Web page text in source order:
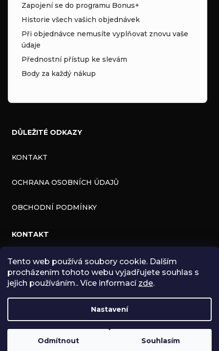
Tento web používá soubory cookie. Dalším
procházením tohoto webu vyjadřujete souhlas s
jejich používáním.. Více informací zde.
Nastavení
Odmítnout Souhlasím
Zapojení se do programu Bonus+
Historie všech vašich objednávek
Při objednávce nemusíte vyplňovat znovu vaše
údaje
Přednostní přístup ke slevám
Body za každý nákup
DŮLEŽITÉ ODKAZY
KONTAKT
OCHRANA OSOBNÍCH ÚDAJŮ
OBCHODNÍ PODMÍNKY
KONTAKT
INFO@ZNK.CZ
HTTPS://WWW.FACEBOOK.COM/ZNKSHOP
ZNKSHOP